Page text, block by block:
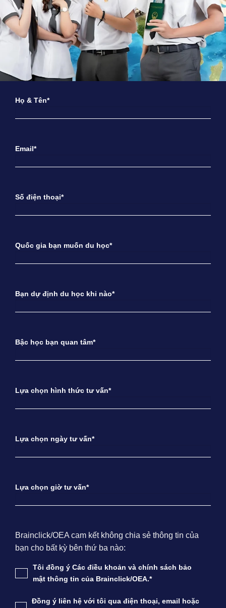
Họ & Tên*
Email*
Số điện thoại*
Quốc gia bạn muốn du học*
Bạn dự định du học khi nào*
Bậc học bạn quan tâm*
Lựa chọn hình thức tư vấn*
Lựa chọn ngày tư vấn*
Lựa chọn giờ tư vấn*
Brainclick/OEA cam kết không chia sẻ thông tin của
bạn cho bất kỳ bên thứ ba nào:
Tôi đồng ý Các điều khoản và chính sách bảo
mật thông tin của Brainclick/OEA.*
Đồng ý liên hệ với tôi qua điện thoại, email hoặc